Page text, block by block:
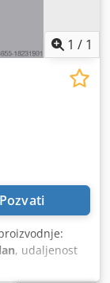
1 / 1
Pozvati
, udaljenost